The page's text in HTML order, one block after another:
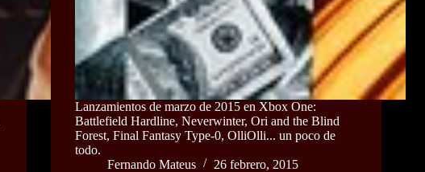
Lanzamientos de marzo de 2015 en Xbox One:
Battlefield Hardline, Neverwinter, Ori and the Blind
Forest, Final Fantasy Type-0, OlliOlli... un poco de
todo.
Fernando Mateus
26 febrero, 2015